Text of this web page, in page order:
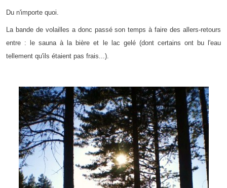
Du n'importe quoi.
La bande de volailles a donc passé son temps à faire des allers-retours
entre : le sauna à la bière et le lac gelé (dont certains ont bu l'eau
tellement qu'ils étaient pas frais...).